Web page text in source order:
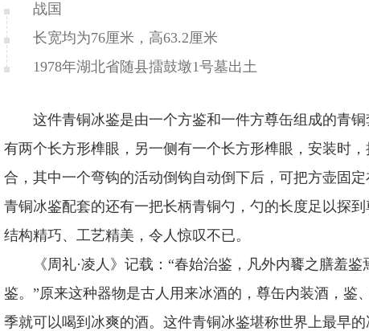
战国
长宽均为76厘米，高63.2厘米
1978年湖北省随县擂鼓墩1号墓出土
这件青铜冰鉴是由一个方鉴和一件方尊缶组成的青
有两个长方形榫眼，另一侧有一个长方形榫眼，安装时
合，其中一个弯钩的活动倒钩自动倒下后，可把方壶固
青铜冰鉴配套的还有一把长柄青铜勺，勺的长度足以探
结构精巧、工艺精美，令人惊叹不已。
《周礼·凌人》记载：“春始治鉴，凡外内饔之膳羞
鉴。”原来这种器物是古人用来冰酒的，尊缶内装酒，鉴
季就可以喝到冰爽的酒。这件青铜冰鉴堪称世界上最早